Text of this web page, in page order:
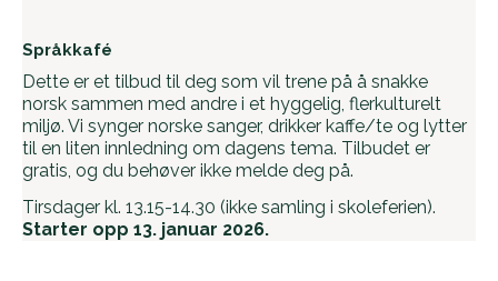
Språkkafé
­Dette er et tilbud til deg som vil trene på å snakke
norsk sammen med andre i et hyggelig, flerkulturelt
miljø. Vi synger norske sanger, drikker kaffe/te og lytter
til en liten innledning om dagens tema. Tilbudet er
gratis, og du behøver ikke melde deg på.
­Tirsdager kl. 13.15-14.30 (ikke samling i skoleferien).
Starter opp 13. januar 2026.